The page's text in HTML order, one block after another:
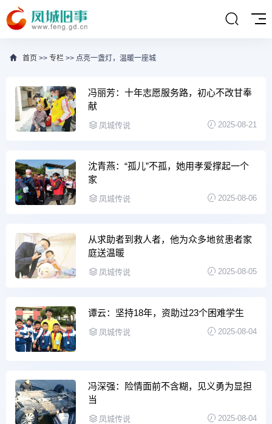
首页 >> 专栏 >> 点亮一盏灯，温暖一座城
冯丽芳：十年志愿服务路，初心不改甘奉
献
凤城传说 2025-08-21
沈青燕：“孤儿”不孤，她用孝爱撑起一个
家
凤城传说 2025-08-06
从求助者到救人者，他为众多地贫患者家
庭送温暖
凤城传说 2025-08-05
谭云：坚持18年，资助过23个困难学生
凤城传说 2025-08-04
冯深强：险情面前不含糊，见义勇为显担
当
凤城传说 2025-08-04